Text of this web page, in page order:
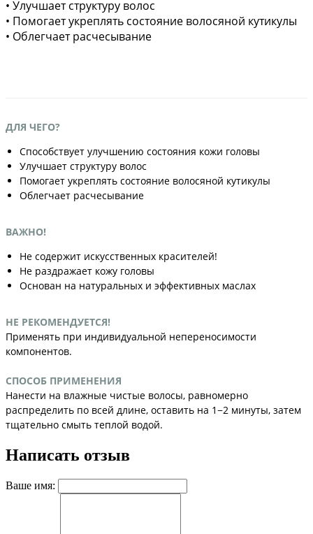
• Улучшает структуру волос
• Помогает укреплять состояние волосяной кутикулы
• Облегчает расчесывание
ДЛЯ ЧЕГО?
Способствует улучшению состояния кожи головы
Улучшает структуру волос
Помогает укреплять состояние волосяной кутикулы
Облегчает расчесывание
ВАЖНО!
Не содержит искусственных красителей!
Не раздражает кожу головы
Основан на натуральных и эффективных маслах
НЕ РЕКОМЕНДУЕТСЯ!
Применять при индивидуальной непереносимости
компонентов.
СПОСОБ ПРИМЕНЕНИЯ
Нанести на влажные чистые волосы, равномерно
распределить по всей длине, оставить на 1−2 минуты, затем
тщательно смыть теплой водой.
Написать отзыв
Ваше имя: